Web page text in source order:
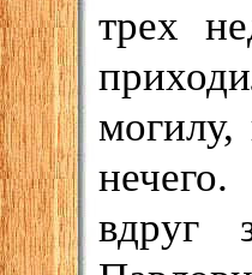
трех
могилу,
вдруг